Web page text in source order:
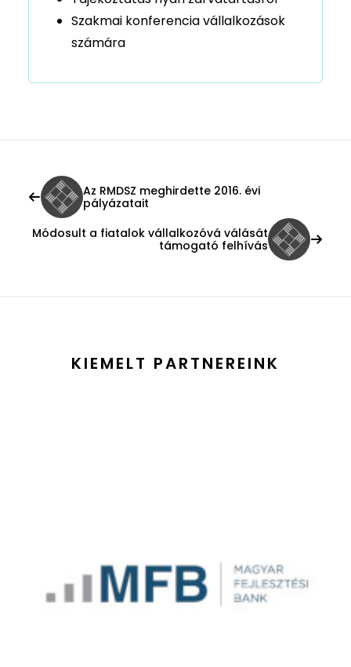
Szakmai konferencia vállalkozások
számára
Az RMDSZ meghirdette 2016. évi
pályázatait
Módosult a fiatalok vállalkozóvá válását
támogató felhívás
KIEMELT PARTNEREINK